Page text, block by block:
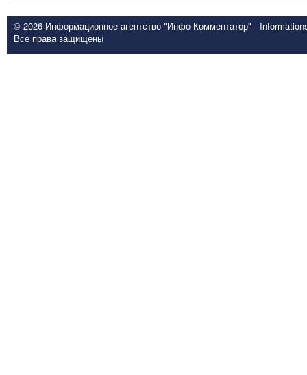
© 2026 Информационное агентство "Инфо-Комментатор" -
Все права защищены